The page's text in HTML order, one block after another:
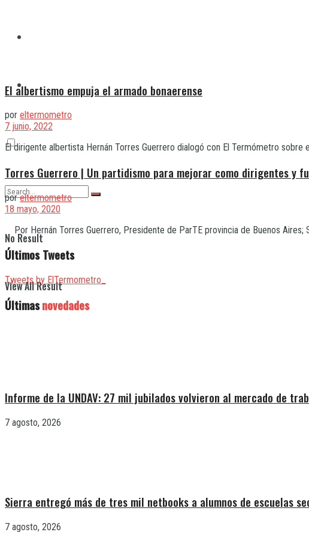
Varela
No Result
View All Result
El albertismo empuja el armado bonaerense
por eltermometro
7 junio, 2022
El dirigente albertista Hernán Torres Guerrero dialogó con El Termómetro sobre
Torres Guerrero | Un partidismo para mejorar como dirigentes y
poreltermometro
18 mayo, 2020
Por Hernán Torres Guerrero, Presidente de ParTE provincia de Buenos
Últimos Tweets
Tweets by ElTermometro_
Últimasnovedades
Informe de la UNDAV: 27 mil jubilados volvieron al mercado de
7 agosto, 2026
Sierra entregó más de tres mil netbooks a alumnos de escuelas
7 agosto, 2026